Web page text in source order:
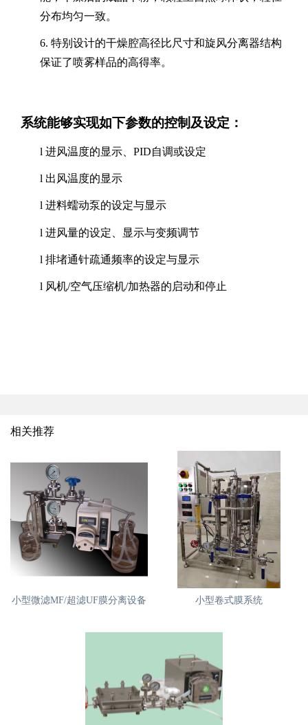
分布均匀一致。
6. 特别设计的干燥腔高径比尺寸和旋风分离器结构
保证了喷雾样品的高得率。
系统能够实现如下参数的控制及设定：
l 进风温度的显示、 PID自调或设定
l 出风温度的显示
l 进料蠕动泵的设定与显示
l 进风量的设定、显示与变频调节
l 排堵通针疏通频率的设定与显示
l 风机/空气压缩机/加热器的启动和停止
相关推荐
小型微滤MF/超滤UF膜分离设备 小型卷式膜系统